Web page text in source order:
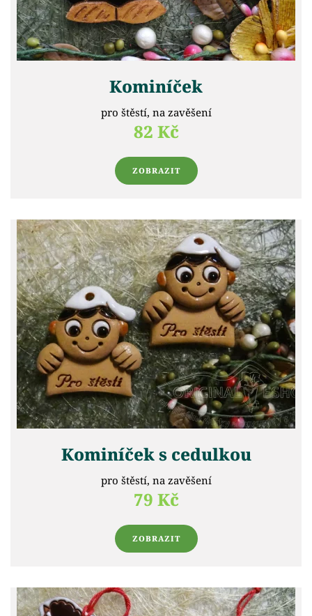
Kominíček
pro štěstí, na zavěšení
82 Kč
ZOBRAZIT
Kominíček s cedulkou
pro štěstí, na zavěšení
79 Kč
ZOBRAZIT